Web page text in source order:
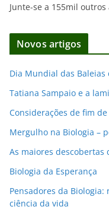
ç
d
e
a
i
Junte-se a 155mil outros
Novos artigos
Dia Mundial das Baleias
Tatiana Sampaio e a
Considerações de fim
Mergulho na Biologia –
As maiores descobertas
Biologia da Esperança
Pensadores da
ciência da vida